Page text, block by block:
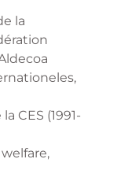
la
CES (1991-